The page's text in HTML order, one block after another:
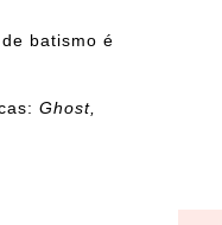
batismo é
Ghost,